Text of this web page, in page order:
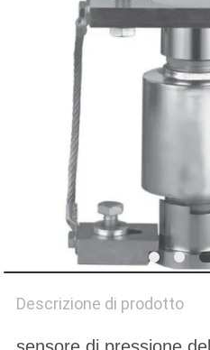
MAPPA
PRIVACY
POLICY
Descrizione di prodotto